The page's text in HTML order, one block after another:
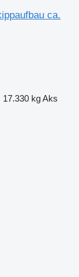
ca.
17.330 kgAks